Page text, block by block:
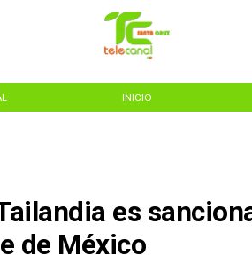
INICIO
es
de México